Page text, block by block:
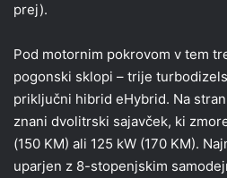
prej).
Pod motornim pokrovom v tem
pogonski sklopi – trije
priključni hibrid eHybrid. Na
znani dvolitrski sajavček, ki
(150 KM) ali 125 kW (170 KM).
uparjen z 8-stopenjskim